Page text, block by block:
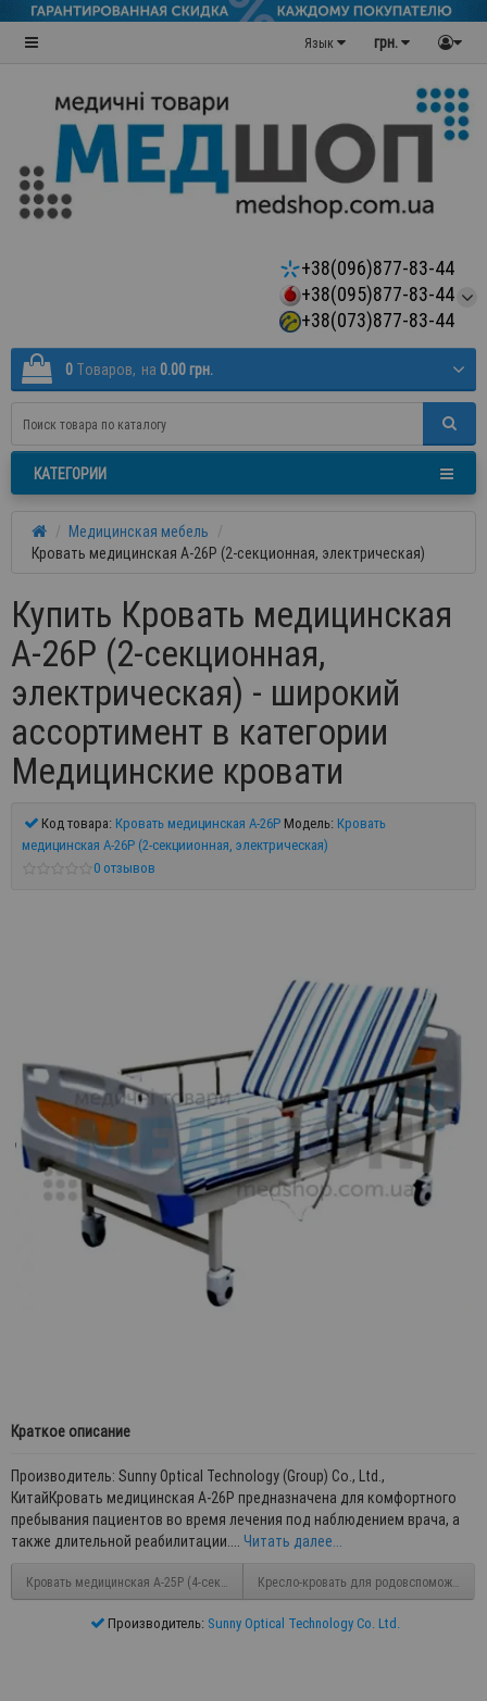
грн.
Язык
+38(096)877-83-44
+38(095)877-83-44
+38(073)877-83-44
0 Tоваров, на 0.00 грн.
КАТЕГОРИИ
Медицинская мебель
Кровать медицинская А-26P (2-секционная, электрическая)
Купить Кровать медицинская
А-26P (2-секционная,
электрическая) - широкий
ассортимент в категории
Медицинские кровати
Код товара: Кровать медицинская А-26P Модель: Кровать
медицинская А-26P (2-секциионная, электрическая)
0 отзывов
Краткое описание
Производитель: Sunny Optical Technology (Group) Co., Ltd.,
КитайКровать медицинская А-26P предназначена для комфортного
пребывания пациентов во время лечения под наблюдением врача, а
также длительной реабилитации.... Читать далее...
Кровать медицинская А-25P (4-секционная, электрическая)Кресло-кровать для родовспоможения
Производитель: Sunny Optical Technology Co. Ltd.